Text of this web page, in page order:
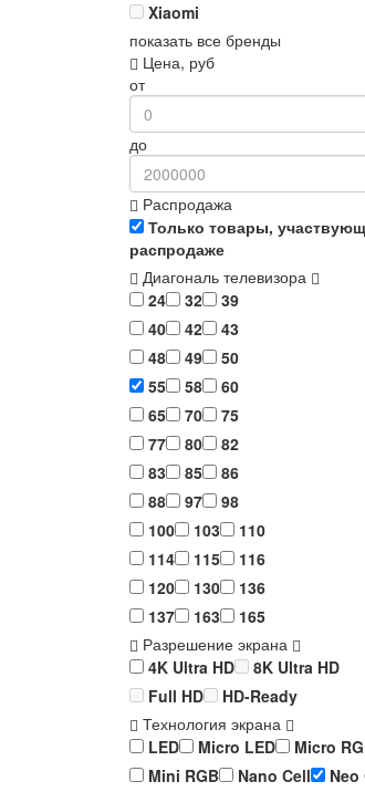
Xiaomi
показать все бренды
Цена, руб
от
до
Распродажа
Только товары,
распродаже
Диагональ телевизора
24
32
39
40
42
43
48
49
50
55
58
60
65
70
75
77
80
82
83
85
86
88
97
98
100
103
110
114
115
116
120
130
136
137
163
165
Разрешение экрана
4K Ultra HD
8K Ultra HD
Full HD
HD-Ready
Технология экрана
LED
Micro LED
Micro
Mini RGB
Nano Cell
Neo